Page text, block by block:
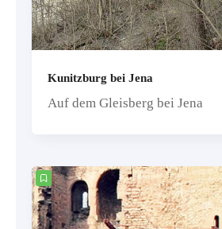
Kunitzburg bei Jena
Auf dem Gleisberg bei Jena